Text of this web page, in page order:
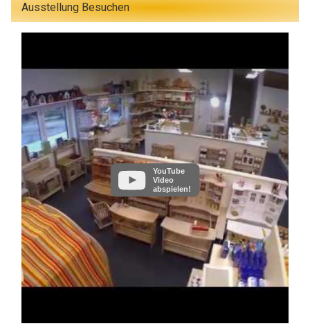
Ausstellung Besuchen
YouTube
Video
abspielen!